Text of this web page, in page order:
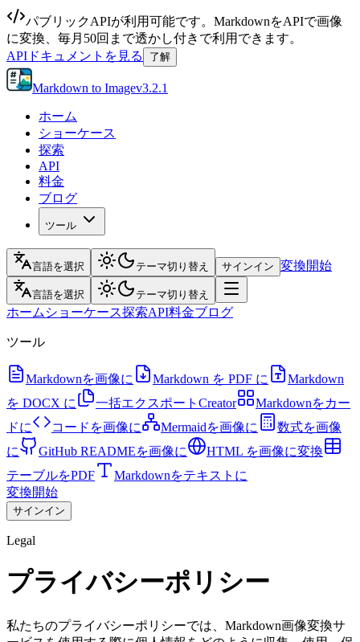
パブリックAPIが利用可能です。MarkdownをAPIで画像
に変換、毎月50回まで透かし付きで利用できます。
APIドキュメントを見る
了解
Markdown to Imagev3.2.1
ホーム
ショーケース
探索
API
料金
ブログ
ツール
言語を選択 テーマ切り替え サインイン 変換開始
言語を選択 テーマ切り替え
ホーム ショーケース探索API料金ブログ
ツール
Markdownを画像に Markdown を PDF に
Markdown
を DOCX に
一括エクスポート Creator
Markdownをカー
ドに
コードを画像に Mermaidを画像に
数式を画像
に
GitHub READMEを画像に
HTML を画像に変換
テーブルをPDF
Markdownをテキストに
変換開始
サインイン
Legal
プライバシーポリシー
私たちのプライバシーポリシーでは、Markdown画像変換サ